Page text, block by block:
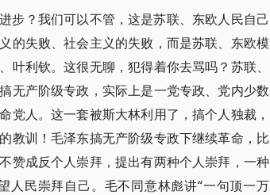
步？我们可以不管，这是苏联、东欧人民自己
的失败、社会主义的失败，而是苏联、东欧模
利钦。这很无聊，犯得着你去骂吗？苏联、
无产阶级专政，实际上是一党专政、党内少数
党人。这一套被斯大林利用了，搞个人独裁，
教训！毛泽东搞无产阶级专政下继续革命，比
赞成反个人崇拜，提出有两种个人崇拜，一种
人民崇拜自己。毛不同意林彪讲“一句顶一万